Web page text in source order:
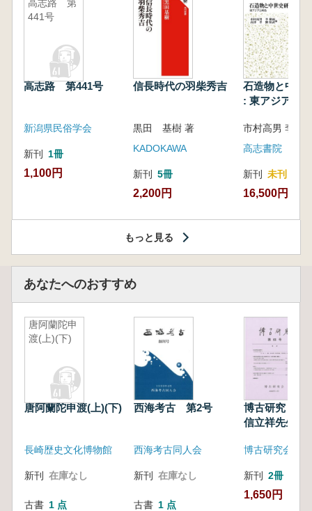
高志路 第
441号
高志路 第441号
新潟県民俗学会
新刊 1冊
1,100円
信長時代の羽柴秀吉
黒田 基樹 著
KADOKAWA
新刊 5冊
2,200円
石造物と中世
: 東アジアと
高志書院
新刊 未刊
16,500円
もっと見る
あなたへのおすすめ
唐阿蘭陀申
渡(上)(下)
唐阿蘭陀申渡(上)(下)
長崎歴史文化博物館
新刊 在庫なし
古書 1 点
西海考古 第2号
西海考古同人会
新刊 在庫なし
古書 1 点
博古研究
信立祥先生追
博古研究会
新刊 2冊
1,650円